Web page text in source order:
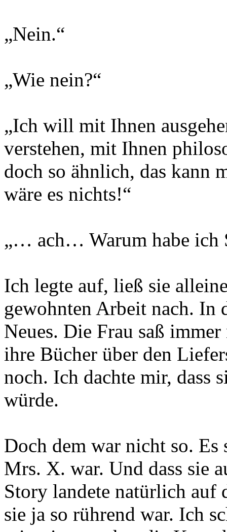
„Nein.“
„Wie nein?“
„Ich will mit Ihnen
verstehen, mit Ihnen
doch so ähnlich, das kann
wäre es nichts!“
„… ach… Warum habe ich
Ich legte auf, ließ sie
gewohnten Arbeit nach. In
Neues. Die Frau saß
ihre Bücher über den
noch. Ich dachte mir, dass
würde.
Doch dem war nicht so. Es
Mrs. X. war. Und dass sie
Story landete natürlich auf
sie ja so rührend war. Ich